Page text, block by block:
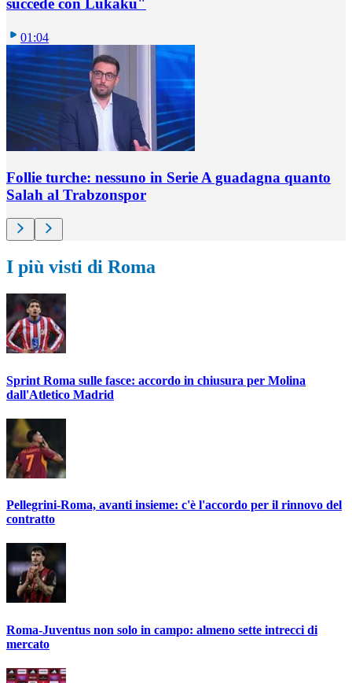
succede con Lukaku"
01:04
Follie turche: nessuno in Serie A guadagna quanto
Salah al Trabzonspor
I più visti di Roma
Sprint Roma sulle fasce: accordo in chiusura per Molina
dall'Atletico Madrid
Pellegrini-Roma, avanti insieme: c'è l'accordo per il rinnovo del
contratto
Roma-Juventus non solo in campo: almeno sette intrecci di
mercato